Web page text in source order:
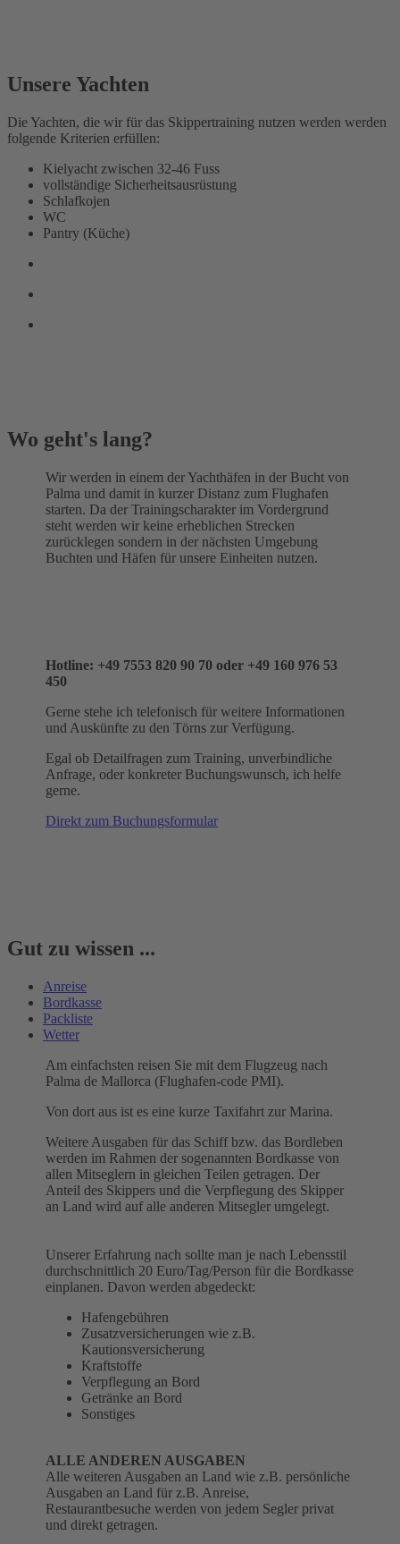
Unsere Yachten
Die Yachten, die wir für das Skippertraining nutzen werden werden
folgende Kriterien erfüllen:
Kielyacht zwischen 32-46 Fuss
vollständige Sicherheitsausrüstung
Schlafkojen
WC
Pantry (Küche)
Wo geht's lang?
Wir werden in einem der Yachthäfen in der Bucht von
Palma und damit in kurzer Distanz zum Flughafen
starten. Da der Trainingscharakter im Vordergrund
steht werden wir keine erheblichen Strecken
zurücklegen sondern in der nächsten Umgebung
Buchten und Häfen für unsere Einheiten nutzen.
Hotline: +49 7553 820 90 70 oder +49 160 976 53
450
Gerne stehe ich telefonisch für weitere Informationen
und Auskünfte zu den Törns zur Verfügung.
Egal ob Detailfragen zum Training, unverbindliche
Anfrage, oder konkreter Buchungswunsch, ich helfe
gerne.
Direkt zum Buchungsformular
Gut zu wissen ...
Anreise
Bordkasse
Packliste
Wetter
Am einfachsten reisen Sie mit dem Flugzeug nach
Palma de Mallorca (Flughafen-code PMI).
Von dort aus ist es eine kurze Taxifahrt zur Marina.
Weitere Ausgaben für das Schiff bzw. das Bordleben
werden im Rahmen der sogenannten Bordkasse von
allen Mitseglern in gleichen Teilen getragen. Der
Anteil des Skippers und die Verpflegung des Skipper
an Land wird auf alle anderen Mitsegler umgelegt.
Unserer Erfahrung nach sollte man je nach Lebensstil
durchschnittlich 20 Euro/Tag/Person für die Bordkasse
einplanen. Davon werden abgedeckt:
Hafengebühren
Zusatzversicherungen wie z.B.
Kautionsversicherung
Kraftstoffe
Verpflegung an Bord
Getränke an Bord
Sonstiges
ALLE ANDEREN AUSGABEN
Alle weiteren Ausgaben an Land wie z.B. persönliche
Ausgaben an Land für z.B. Anreise,
Restaurantbesuche werden von jedem Segler privat
und direkt getragen.